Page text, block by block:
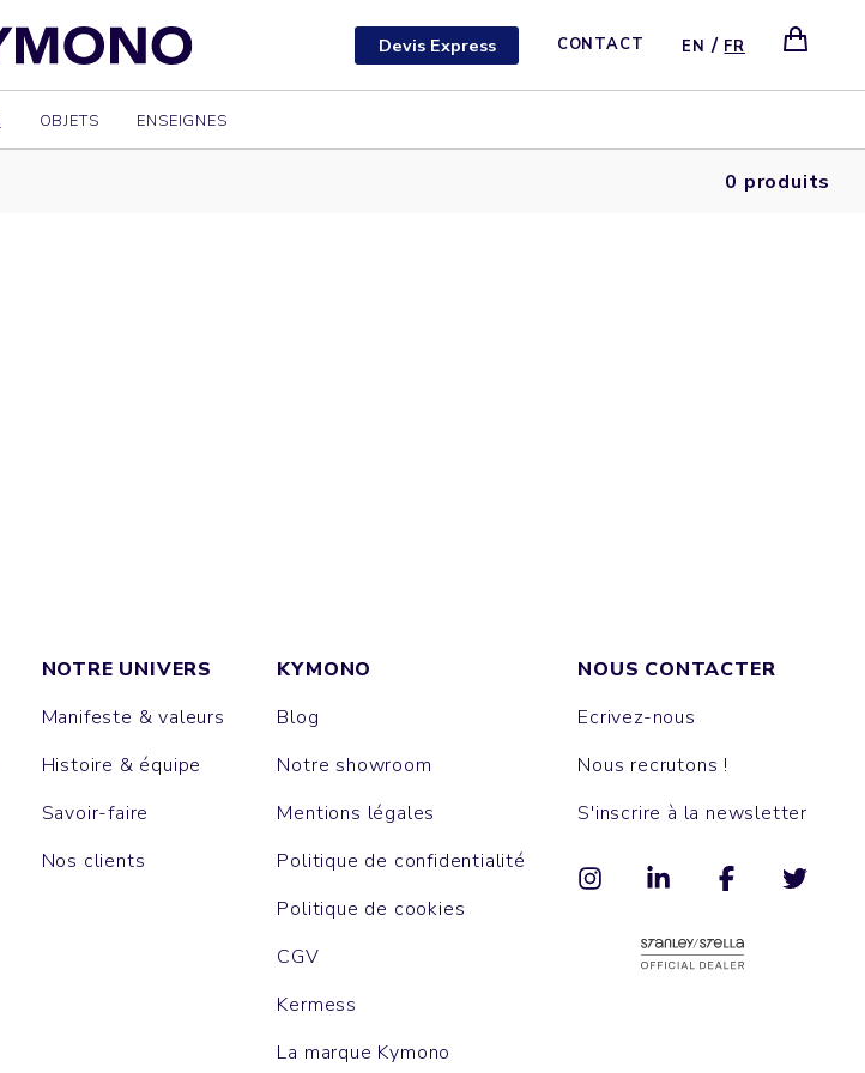
Devis Express CONTACT EN / FR
OBJETS ENSEIGNES
0 produits
NOTRE UNIVERS
Manifeste & valeurs
Histoire & équipe
Savoir-faire
Nos clients
KYMONO
Blog
Notre showroom
Mentions légales
Politique de confidentialité
Politique de cookies
CGV
Kermess
La marque Kymono
NOUS CONTACTER
Ecrivez-nous
Nous recrutons !
S'inscrire à la newsletter